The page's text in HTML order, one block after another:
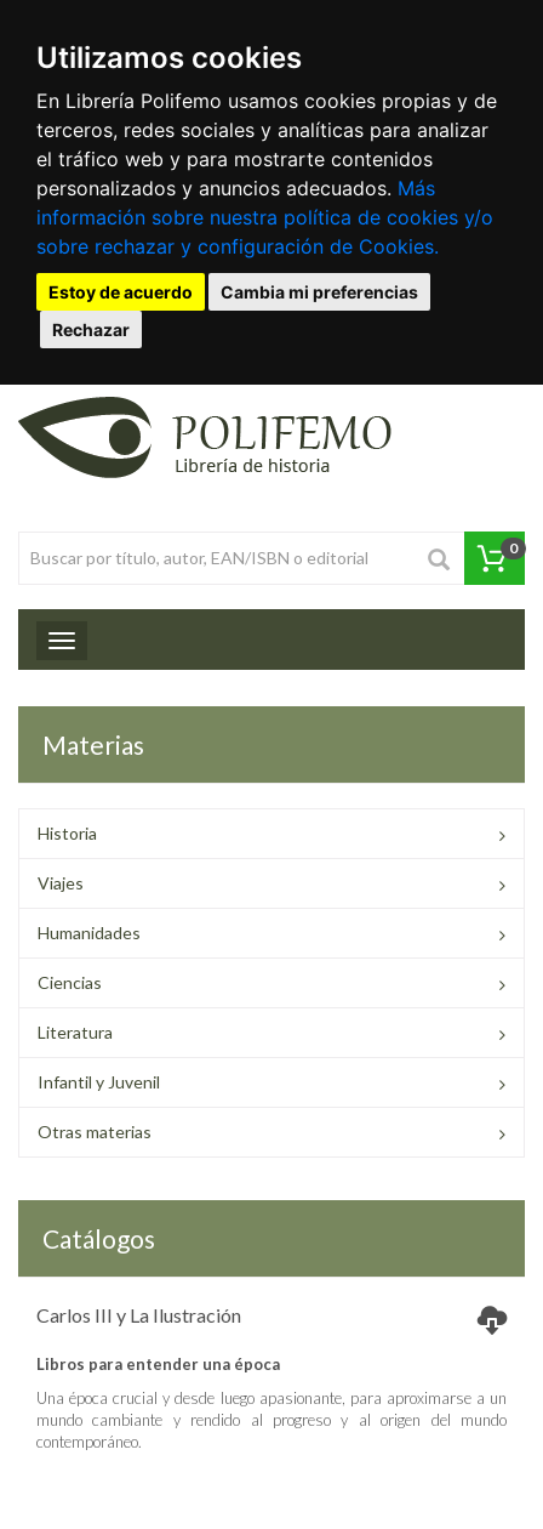
Utilizamos cookies
En Librería Polifemo usamos cookies propias y de
terceros, redes sociales y analíticas para analizar
el tráfico web y para mostrarte contenidos
personalizados y anuncios adecuados. Más
información sobre nuestra política de cookies y/o
sobre rechazar y configuración de Cookies.
Estoy de acuerdo
Cambia mi preferencias
Rechazar
0
Toggle navigation
Materias
Historia
Viajes
Humanidades
Ciencias
Literatura
Infantil y Juvenil
Otras materias
Catálogos
Carlos III y La Ilustración
Libros para entender una época
Una época crucial y desde luego apasionante, para aproximarse a un
mundo cambiante y rendido al progreso y al origen del mundo
contemporáneo.